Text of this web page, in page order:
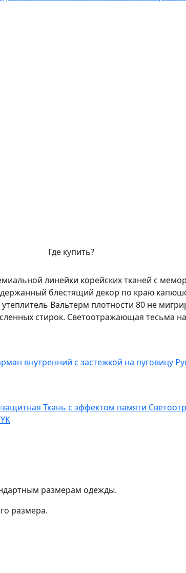
Где купить?
линейки корейских тканей с
блестящий декор по краю
Вальтерм плотности 80 не
стирок. Светоотражающая тесьма
внутренний с застежкой на пуговицу
Ткань с эффектом памяти
размерам одежды.
размера.